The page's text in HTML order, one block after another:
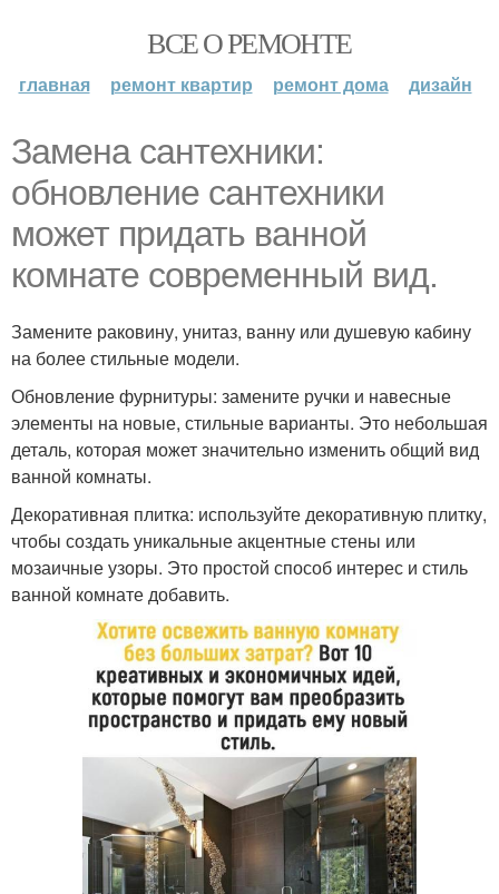
ВСЕ О РЕМОНТЕ
главная ремонт квартир ремонт дома дизайн
Замена сантехники:
обновление сантехники
может придать ванной
комнате современный вид.
Замените раковину, унитаз, ванну или душевую кабину
на более стильные модели.
Обновление фурнитуры: замените ручки и навесные
элементы на новые, стильные варианты. Это небольшая
деталь, которая может значительно изменить общий вид
ванной комнаты.
Декоративная плитка: используйте декоративную плитку,
чтобы создать уникальные акцентные стены или
мозаичные узоры. Это простой способ интерес и стиль
ванной комнате добавить.